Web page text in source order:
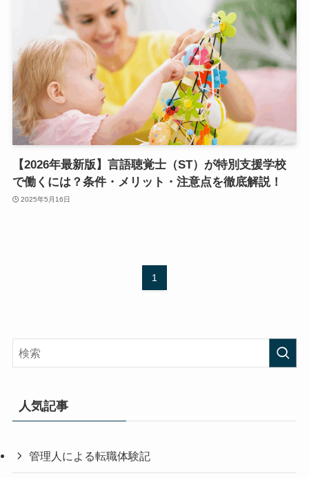
【2026年最新版】言語聴覚士（ST）が特別支援学校
で働くには？条件・メリット・注意点を徹底解説！
2025年5月16日
1
人気記事
管理人による転職体験記